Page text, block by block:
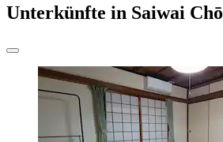
Unterkünfte in Saiwai Chō